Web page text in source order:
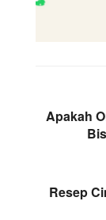
Apakah
Resep